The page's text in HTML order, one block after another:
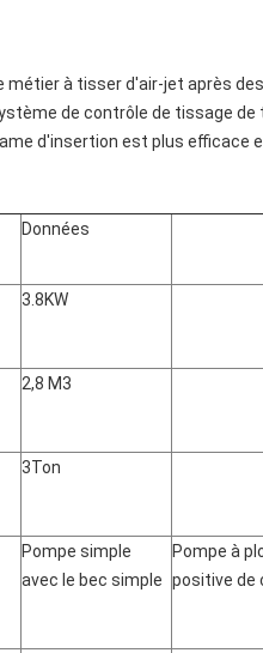
métier à tisser d'air-jet après
de contrôle de tissage
d'insertion est plus efficace
Données
3.8KW
2,8 M3
3Ton
Pompe simple
avec le bec simple
Pompe à
positive de